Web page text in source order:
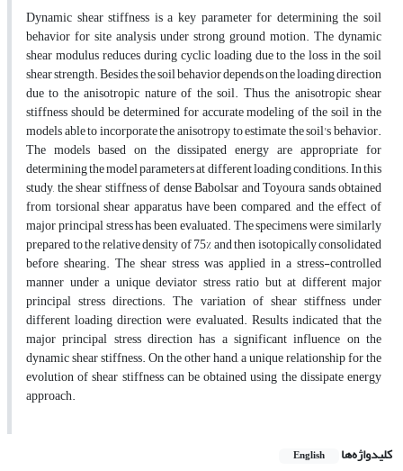
Dynamic shear stiffness is a key parameter for determining the soil
behavior for site analysis under strong ground motion. The dynamic
shear modulus reduces during cyclic loading due to the loss in the soil
shear strength. Besides, the soil behavior depends on the loading direction
due to the anisotropic nature of the soil. Thus, the anisotropic shear
stiffness should be determined for accurate modeling of the soil in the
models able to incorporate the anisotropy to estimate the soil's behavior.
The models based on the dissipated energy are appropriate for
determining the model parameters at different loading conditions. In this
study, the shear stiffness of dense Babolsar and Toyoura sands obtained
from torsional shear apparatus have been compared, and the effect of
major principal stress has been evaluated. The specimens were similarly
prepared to the relative density of 75% and then isotopically consolidated
before shearing. The shear stress was applied in a stress-controlled
manner under a unique deviator stress ratio but at different major
principal stress directions. The variation of shear stiffness under
different loading direction were evaluated. Results indicated that the
major principal stress direction has a significant influence on the
dynamic shear stiffness. On the other hand, a unique relationship for the
evolution of shear stiffness can be obtained using the dissipate energy
approach.
کلیدواژه‌ها English